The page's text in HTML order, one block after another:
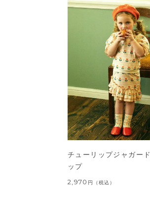
チューリップジャガー
ップ
2,970 円 （税込）